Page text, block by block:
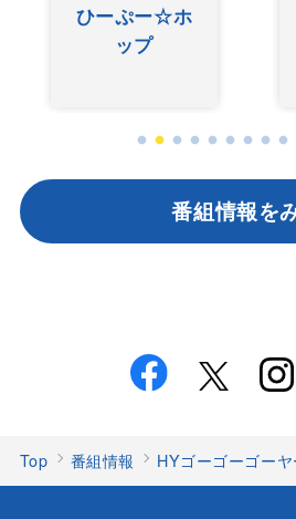
ひーぷー☆ホ
ップ
番組情報を
Top 番組情報 HYゴーゴーゴーヤ